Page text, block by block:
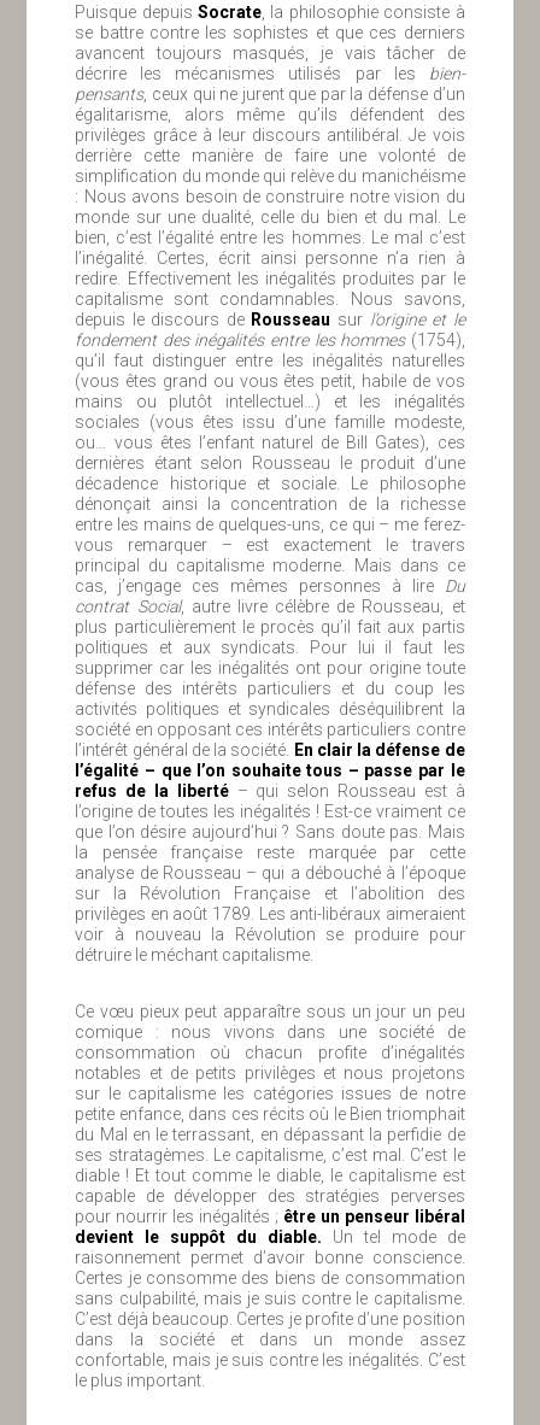
Puisque depuisSocrate , la philosophie consiste à
se battre contre les sophistes et que ces derniers
avancent toujours masqués, je vais tâcher de
décrire les mécanismes utilisés par les bien-
pensants, ceux qui ne jurent que par la défense d’un
égalitarisme, alors même qu’ils défendent des
privilèges grâce à leur discours antilibéral. Je vois
derrière cette manière de faire une volonté de
simplification du monde qui relève du manichéisme
: Nous avons besoin de construire notre vision du
monde sur une dualité, celle du bien et du mal. Le
bien, c’est l’égalité entre les hommes. Le mal c’est
l’inégalité. Certes, écrit ainsi personne n’a rien à
redire. Effectivement les inégalités produites par le
capitalisme sont condamnables. Nous savons,
depuis le discours de Rousseau sur l’origine et le
fondement des inégalités entre les hommes(1754),
qu’il faut distinguer entre les inégalités naturelles
(vous êtes grand ou vous êtes petit, habile de vos
mains ou plutôt intellectuel…) et les inégalités
sociales (vous êtes issu d’une famille modeste,
ou… vous êtes l’enfant naturel de Bill Gates), ces
dernières étant selon Rousseau le produit d’une
décadence historique et sociale. Le philosophe
dénonçait ainsi la concentration de la richesse
entre les mains de quelques-uns, ce qui – me ferez-
vous remarquer – est exactement le travers
principal du capitalisme moderne. Mais dans ce
cas, j’engage ces mêmes personnes à lire Du
contrat Social, autre livre célèbre de Rousseau, et
plus particulièrement le procès qu’il fait aux partis
politiques et aux syndicats. Pour lui il faut les
supprimer car les inégalités ont pour origine toute
défense des intérêts particuliers et du coup les
activités politiques et syndicales déséquilibrent la
société en opposant ces intérêts particuliers contre
l’intérêt général de la société. En clair la défense de
l’égalité – que l’on souhaite tous – passe par le
refus de la liberté– qui selon Rousseau est à
l’origine de toutes les inégalités ! Est-ce vraiment ce
que l’on désire aujourd’hui ? Sans doute pas. Mais
la pensée française reste marquée par cette
analyse de Rousseau – qui a débouché à l’époque
sur la Révolution Française et l’abolition des
privilèges en août 1789. Les anti-libéraux aimeraient
voir à nouveau la Révolution se produire pour
détruire le méchant capitalisme.
Ce vœu pieux peut apparaître sous un jour un peu
comique : nous vivons dans une société de
consommation où chacun profite d’inégalités
notables et de petits privilèges et nous projetons
sur le capitalisme les catégories issues de notre
petite enfance, dans ces récits où le Bien triomphait
du Mal en le terrassant, en dépassant la perfidie de
ses stratagèmes. Le capitalisme, c’est mal. C’est le
diable ! Et tout comme le diable, le capitalisme est
capable de développer des stratégies perverses
pour nourrir les inégalités ; être un penseur libéral
devient le suppôt du diable. Un tel mode de
raisonnement permet d’avoir bonne conscience.
Certes je consomme des biens de consommation
sans culpabilité, mais je suis contre le capitalisme.
C’est déjà beaucoup. Certes je profite d’une position
dans la société et dans un monde assez
confortable, mais je suis contre les inégalités. C’est
le plus important.